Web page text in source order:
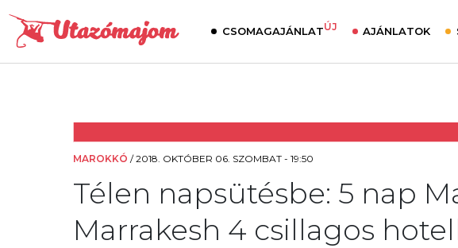
CSOMAGAJÁNLATÚJ AJÁNLATOK
MAROKKÓ /2018. OKTÓBER 06. SZOMBAT - 19:50
Télen napsütésbe: 5 nap
Marrakesh 4 csillagos